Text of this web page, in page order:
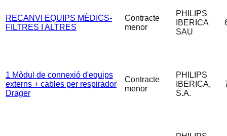
RECANVI EQUIPS MÈDICS-
FILTRES I ALTRES
Contracte
menor
PHILIPS
IBERICA
SAU
1 Mòdul de connexió d'equips
externs + cables per respirador
Drager
Contracte
menor
PHILIPS
IBERICA,
S.A.